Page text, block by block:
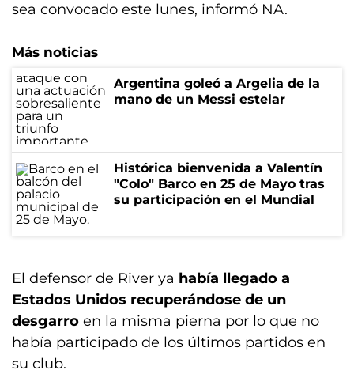
sea convocado este lunes, informó NA.
Más noticias
Argentina goleó a Argelia de la
mano de un Messi estelar
Histórica bienvenida a Valentín
"Colo" Barco en 25 de Mayo tras
su participación en el Mundial
El defensor de River ya había llegado a
Estados Unidos recuperándose de un
desgarro en la misma pierna por lo que no
había participado de los últimos partidos en
su club.